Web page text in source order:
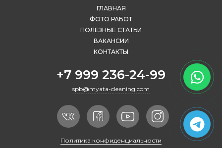
ГЛАВНАЯ
ФОТО РАБОТ
ПОЛЕЗНЫЕ СТАТЬИ
ВАКАНСИИ
КОНТАКТЫ
+7 999 236-24-99
spb@myata-cleaning.com
Политика конфиденциальности